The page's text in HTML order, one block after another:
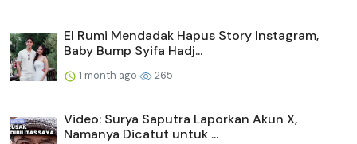
El Rumi Mendadak Hapus Story Instagram,
Baby Bump Syifa Hadj...
1 month ago 265
Video: Surya Saputra Laporkan Akun X,
Namanya Dicatut untuk ...